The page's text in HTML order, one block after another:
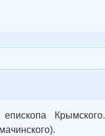
Крымского.